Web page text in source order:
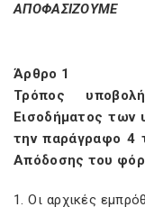
ΑΠΟΦΑΣΙΖΟΥΜΕ
Άρθρο 1
Τρόπος
Εισοδήματος των
την παράγραφο 4
Απόδοσης του
1. Οι αρχικές